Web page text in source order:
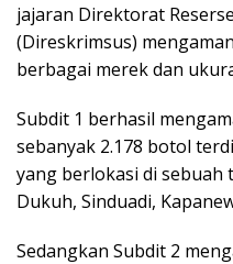
jajaran Direktorat
(Direskrimsus)
berbagai merek dan
Subdit 1 berhasil
sebanyak 2.178 botol
yang berlokasi di sebuah
Dukuh, Sinduadi,
Sedangkan Subdit 2